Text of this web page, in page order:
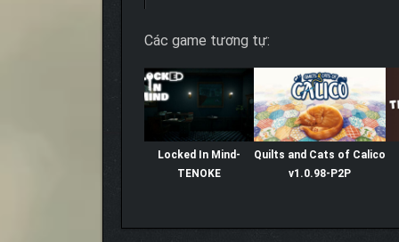
Các game tương tự:
Locked In Mind-
TENOKE
Quilts and Cats of Calico
v1.0.98-P2P